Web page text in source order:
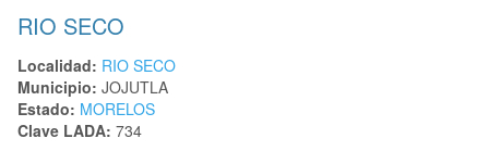
RIO SECO
Localidad: RIO SECO
Municipio: JOJUTLA
Estado: MORELOS
Clave LADA: 734